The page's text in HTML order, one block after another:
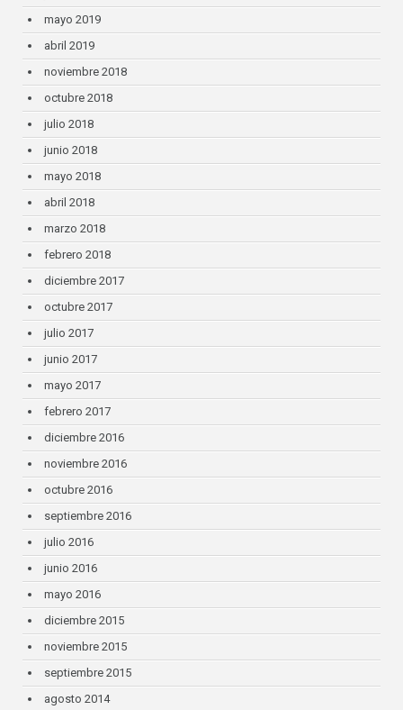
mayo 2019
abril 2019
noviembre 2018
octubre 2018
julio 2018
junio 2018
mayo 2018
abril 2018
marzo 2018
febrero 2018
diciembre 2017
octubre 2017
julio 2017
junio 2017
mayo 2017
febrero 2017
diciembre 2016
noviembre 2016
octubre 2016
septiembre 2016
julio 2016
junio 2016
mayo 2016
diciembre 2015
noviembre 2015
septiembre 2015
agosto 2014